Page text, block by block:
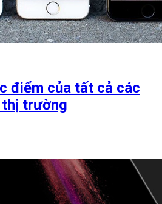
điểm của tất cả các
thị trường